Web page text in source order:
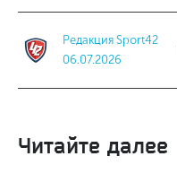
Редакция Sport42
06.07.2026
Читайте далее